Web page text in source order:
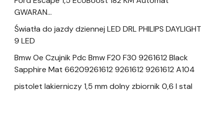
GWARAN…
Światła do jazdy dziennej LED DRL PHILIPS DAYLIGHT
9 LED
Bmw Oe Czujnik Pdc Bmw F20 F30 9261612 Black
Sapphire Mat 66209261612 9261612 9261612 A104
pistolet lakierniczy 1,5 mm dolny zbiornik 0,6 l stal